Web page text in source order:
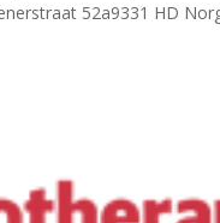
52a9331 HD